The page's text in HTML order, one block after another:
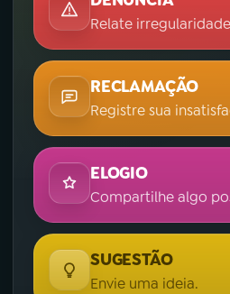
Relate
RECLAMAÇÃO
Registre sua
ELOGIO
Compartilhe algo
SUGESTÃO
Envie uma ideia.